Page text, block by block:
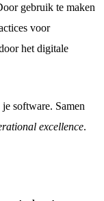
gebruik te maken
voor
het digitale
software. Samen
excellence.